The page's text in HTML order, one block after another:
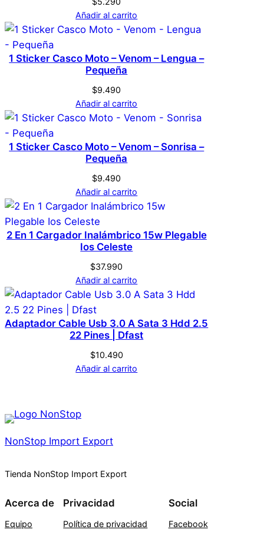
No hay valoraciones aún. Solo los usuarios
registrados que hayan comprado este
producto pueden hacer una valoración.
Añadir al carrito
1 Sticker Casco Moto – Venom – Lengua –
Pequeña
$9.490
Añadir al carrito
1 Sticker Casco Moto – Venom – Sonrisa –
Pequeña
$9.490
Añadir al carrito
2 En 1 Cargador Inalámbrico 15w Plegable
Ios Celeste
$37.990
Añadir al carrito
Adaptador Cable Usb 3.0 A Sata 3 Hdd 2.5
22 Pines | Dfast
$10.490
Añadir al carrito
NonStop Import Export
Tienda NonStop Import Export
Acerca de
Equipo
Privacidad
Política de privacidad
Social
Facebook